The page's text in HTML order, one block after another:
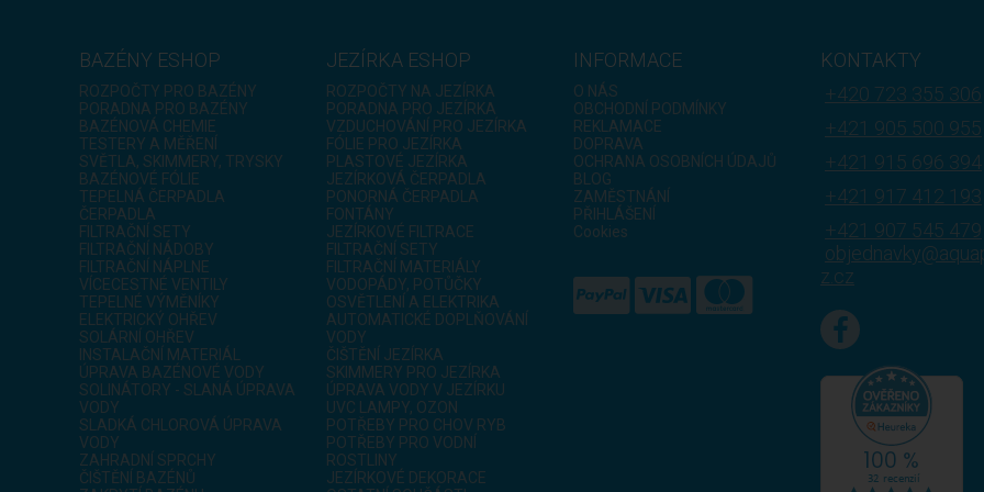
BAZÉNY ESHOP
ROZPOČTY PRO BAZÉNY
PORADNA PRO BAZÉNY
BAZÉNOVÁ CHEMIE
TESTERY A MĚŘENÍ
SVĚTLA, SKIMMERY, TRYSKY
BAZÉNOVÉ FÓLIE
TEPELNÁ ČERPADLA
ČERPADLA
FILTRAČNÍ SETY
FILTRAČNÍ NÁDOBY
FILTRAČNÍ NÁPLNE
VÍCECESTNÉ VENTILY
TEPELNÉ VÝMĚNÍKY
ELEKTRICKÝ OHŘEV
SOLÁRNÍ OHŘEV
INSTALAČNÍ MATERIÁL
ÚPRAVA BAZÉNOVÉ VODY
SOLINÁTORY - SLANÁ ÚPRAVA
VODY
SLADKÁ CHLOROVÁ ÚPRAVA
VODY
ZAHRADNÍ SPRCHY
ČIŠTĚNÍ BAZÉNŮ
JEZÍRKA ESHOP
ROZPOČTY NA JEZÍRKA
PORADNA PRO JEZÍRKA
VZDUCHOVÁNÍ PRO JEZÍRKA
FÓLIE PRO JEZÍRKA
PLASTOVÉ JEZÍRKA
JEZÍRKOVÁ ČERPADLA
PONORNÁ ČERPADLA
FONTÁNY
JEZÍRKOVÉ FILTRACE
FILTRAČNÍ SETY
FILTRAČNÍ MATERIÁLY
VODOPÁDY, POTŮČKY
OSVĚTLENÍ A ELEKTRIKA
AUTOMATICKÉ DOPLŇOVÁNÍ
VODY
ČIŠTĚNÍ JEZÍRKA
SKIMMERY PRO JEZÍRKA
ÚPRAVA VODY V JEZÍRKU
UVC LAMPY, OZON
POTŘEBY PRO CHOV RYB
POTŘEBY PRO VODNÍ
ROSTLINY
JEZÍRKOVÉ DEKORACE
INFORMACE
O NÁS
OBCHODNÍ PODMÍNKY
REKLAMACE
DOPRAVA
OCHRANA OSOBNÍCH ÚDAJŮ
BLOG
ZAMĚSTNÁNÍ
PŘIHLÁŠENÍ
Cookies
KONTAKTY
+420 723 355 306
+421 905 500 955
+421 915 696 394
+421 917 412 193
+421 907 545 479
z.cz